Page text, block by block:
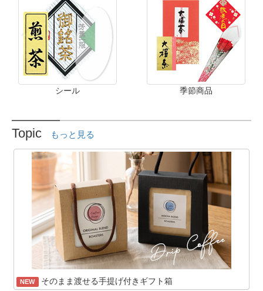
シール 季節商品
Topic もっと見る
NEW そのまま渡せる手提げ付きギフト箱